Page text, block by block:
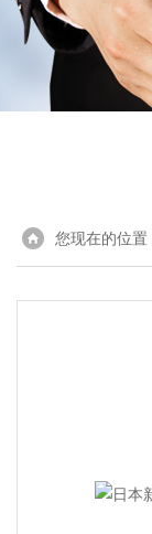
您现在的位置